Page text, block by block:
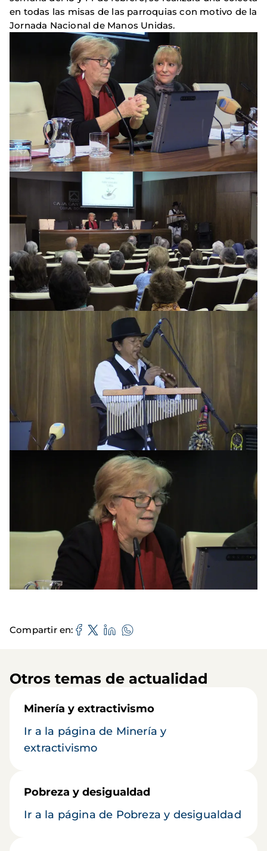
en todas las misas de las parroquias con motivo de la
Jornada Nacional de Manos Unidas.
Compartir en
Otros temas de actualidad
Minería y extractivismo
Ir a la página de Minería y
extractivismo
Pobreza y desigualdad
Ir a la página de Pobreza y desigualdad